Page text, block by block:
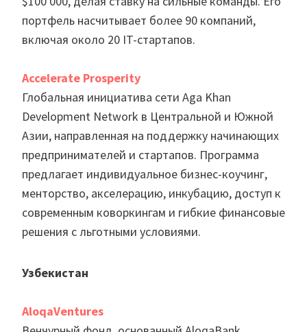
портфель насчитывает более 90 компаний,
включая около 20 IT-стартапов.
Accelerate Prosperity
Глобальная инициатива сети Aga Khan
Development Network в Центральной и Южной
Азии, направленная на поддержку начинающих
предпринимателей и стартапов. Программа
предлагает индивидуальное бизнес-коучинг,
менторство, акселерацию, инкубацию, доступ к
современным коворкингам и гибкие финансовые
решения с льготными условиями.
Узбекистан
AloqaVentures